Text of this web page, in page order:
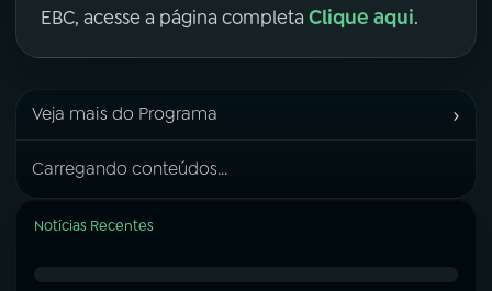
EBC, acesse a página completa Clique aqui.
Veja mais do Programa ›
Carregando conteúdos...
Notícias Recentes